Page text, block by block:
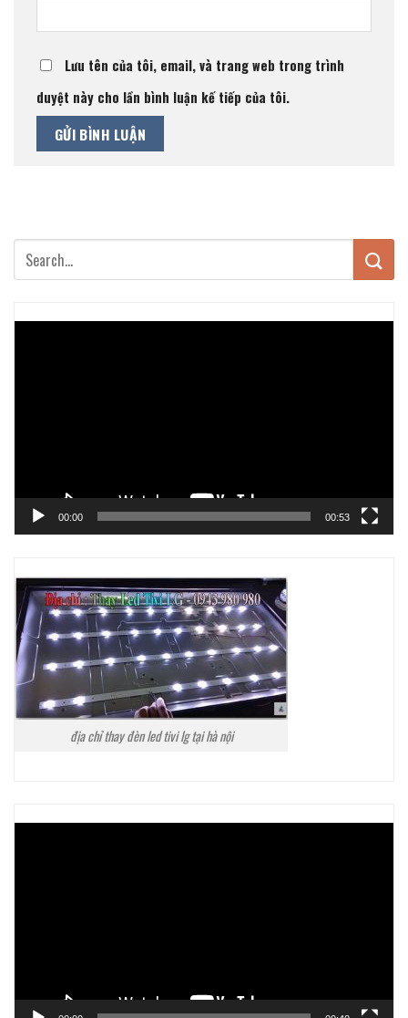
Lưu tên của tôi, email, và trang web trong trình
duyệt này cho lần bình luận kế tiếp của tôi.
00:00 00:53
địa chỉ thay đèn led tivi lg tại hà nội